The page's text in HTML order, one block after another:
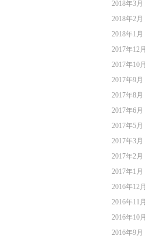
2018年3月
2018年2月
2018年1月
2017年12月
2017年10月
2017年9月
2017年8月
2017年6月
2017年5月
2017年3月
2017年2月
2017年1月
2016年12月
2016年11月
2016年10月
2016年9月